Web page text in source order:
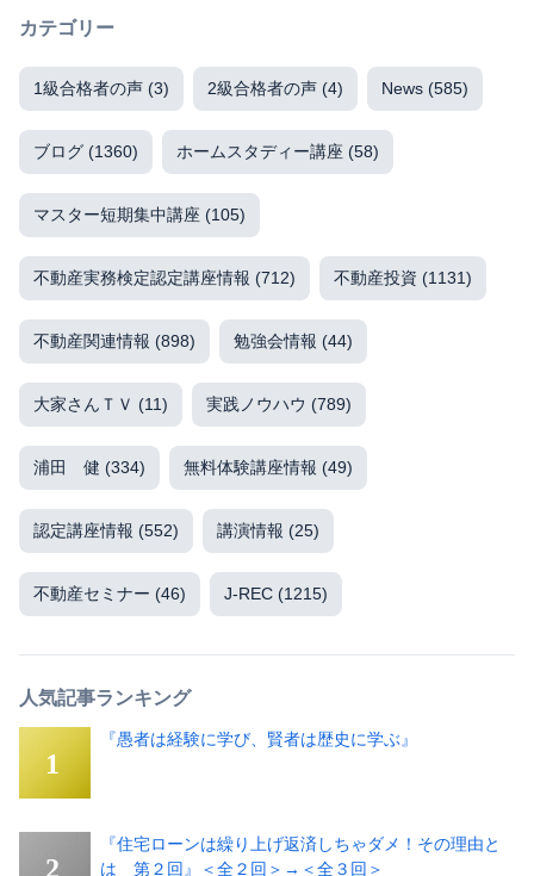
カテゴリー
1級合格者の声 (3) 2級合格者の声 (4) News (585)
ブログ (1360) ホームスタディー講座 (58)
マスター短期集中講座 (105)
不動産実務検定認定講座情報 (712) 不動産投資 (1131)
不動産関連情報 (898) 勉強会情報 (44)
大家さんＴＶ (11) 実践ノウハウ (789)
浦田 健 (334) 無料体験講座情報 (49)
認定講座情報 (552) 講演情報 (25)
不動産セミナー (46) J-REC (1215)
人気記事ランキング
『愚者は経験に学び、賢者は歴史に学ぶ』
『住宅ローンは繰り上げ返済しちゃダメ！その理由と
は 第２回』＜全２回＞→＜全３回＞